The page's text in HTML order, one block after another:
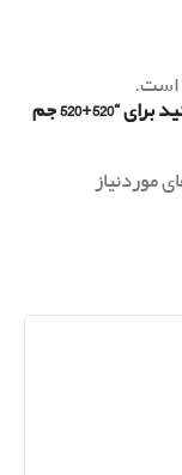
است.
اولین نفری باشید که دیدگاهی را ارسال می کنید برای “520+520 جم
موردنیاز